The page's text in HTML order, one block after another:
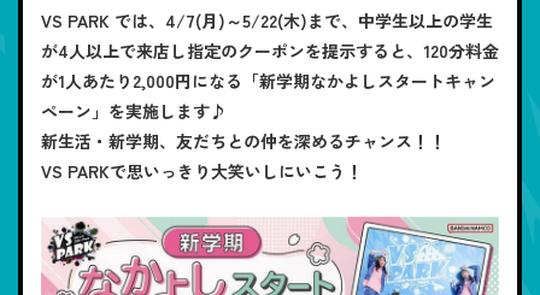
VS PARK では、4/7(月)～5/22(木)まで、中学生以上の学生
が4人以上で来店し指定のクーポンを提示すると、120分料金
が1人あたり2,000円になる「新学期なかよしスタートキャン
ペーン」を実施します♪
新生活・新学期、友だちとの仲を深めるチャンス！！
VS PARKで思いっきり大笑いしにいこう！